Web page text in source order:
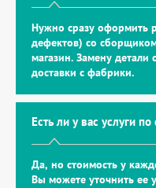
Нужно сразу оформить
дефектов) со
магазин. Замену
доставки с фабрики.
Есть ли у вас услуги
Да, но стоимость у
Вы можете уточнить ее